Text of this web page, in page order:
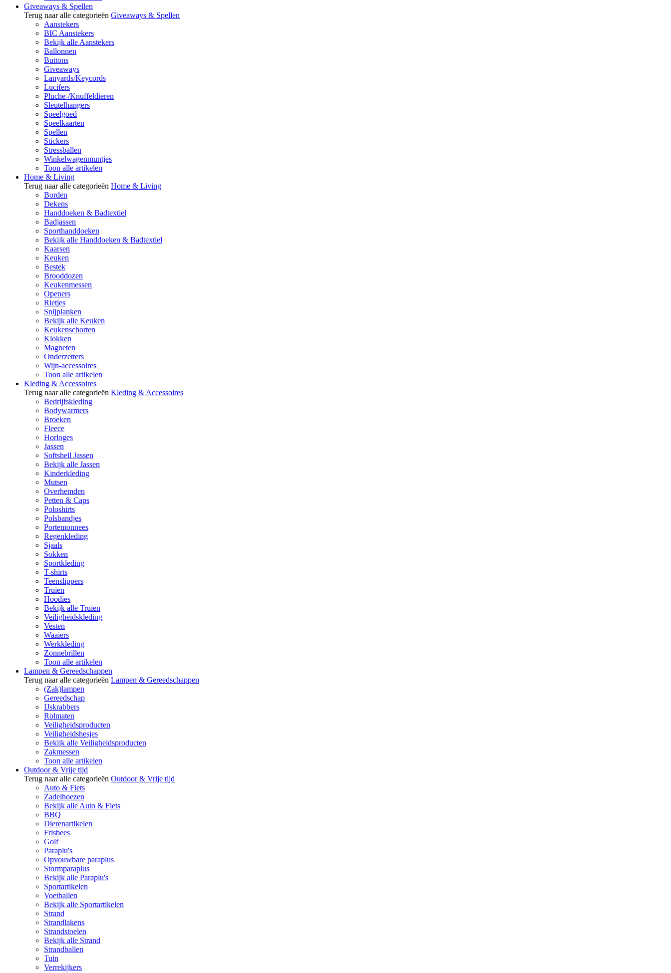
Giveaways & Spellen
Terug naar alle categorieën Giveaways & Spellen
Aanstekers
BIC Aanstekers
Bekijk alle Aanstekers
Ballonnen
Buttons
Giveaways
Lanyards/Keycords
Lucifers
Pluche-/Knuffeldieren
Sleutelhangers
Speelgoed
Speelkaarten
Spellen
Stickers
Stressballen
Winkelwagenmuntjes
Toon alle artikelen
Home & Living
Terug naar alle categorieën Home & Living
Borden
Dekens
Handdoeken & Badtextiel
Badjassen
Sporthanddoeken
Bekijk alle Handdoeken & Badtextiel
Kaarsen
Keuken
Bestek
Brooddozen
Keukenmessen
Openers
Rietjes
Snijplanken
Bekijk alle Keuken
Keukenschorten
Klokken
Magneten
Onderzetters
Wijn-accessoires
Toon alle artikelen
Kleding & Accessoires
Terug naar alle categorieën Kleding & Accessoires
Bedrijfskleding
Bodywarmers
Broeken
Fleece
Horloges
Jassen
Softshell Jassen
Bekijk alle Jassen
Kinderkleding
Mutsen
Overhemden
Petten & Caps
Poloshirts
Polsbandjes
Portemonnees
Regenkleding
Sjaals
Sokken
Sportkleding
T-shirts
Teenslippers
Truien
Hoodies
Bekijk alle Truien
Veiligheidskleding
Vesten
Waaiers
Werkkleding
Zonnebrillen
Toon alle artikelen
Lampen & Gereedschappen
Terug naar alle categorieën Lampen & Gereedschappen
(Zak)lampen
Gereedschap
IJskrabbers
Rolmaten
Veiligheidsproducten
Veiligheidshesjes
Bekijk alle Veiligheidsproducten
Zakmessen
Toon alle artikelen
Outdoor & Vrije tijd
Terug naar alle categorieën Outdoor & Vrije tijd
Auto & Fiets
Zadelhoezen
Bekijk alle Auto & Fiets
BBQ
Dierenartikelen
Frisbees
Golf
Paraplu's
Opvouwbare paraplus
Stormparaplus
Bekijk alle Paraplu's
Sportartikelen
Voetballen
Bekijk alle Sportartikelen
Strand
Strandlakens
Strandstoelen
Bekijk alle Strand
Strandballen
Tuin
Verrekijkers